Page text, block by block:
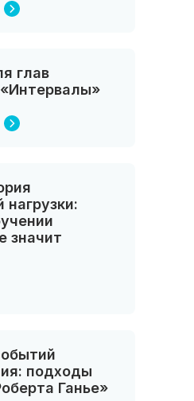
глав
нагрузки:
значит
подходы
Ганье»